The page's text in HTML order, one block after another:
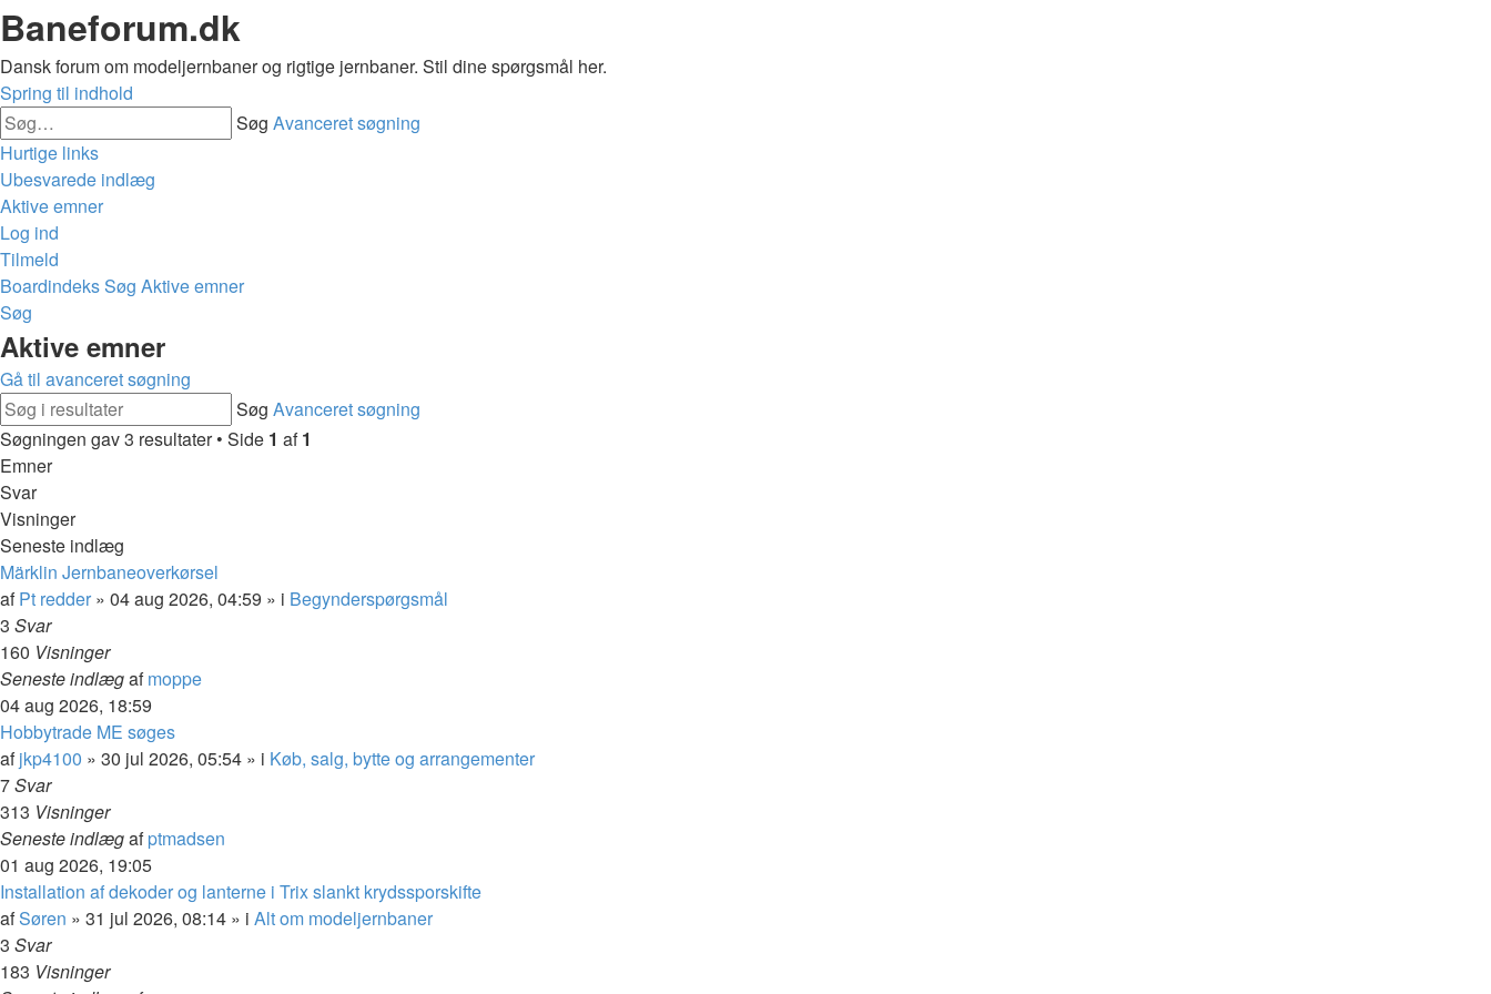
Baneforum.dk
Dansk forum om modeljernbaner og rigtige jernbaner. Stil dine spørgsmål her.
Spring til indhold
Søg Avanceret søgning
Hurtige links
Ubesvarede indlæg
Aktive emner
Log ind
Tilmeld
BoardindeksSøg Aktive emner
Søg
Aktive emner
Gå til avanceret søgning
Søg Avanceret søgning
Søgningen gav 3 resultater • Side 1 af1
Emner
Svar
Visninger
Seneste indlæg
Märklin Jernbaneoverkørsel
afPt redder » 04 aug 2026, 04:59 » i Begynderspørgsmål
3 Svar
160 Visninger
Seneste indlægafmoppe
04 aug 2026, 18:59
Hobbytrade ME søges
afjkp4100 » 30 jul 2026, 05:54 » i Køb, salg, bytte og arrangementer
7Svar
313 Visninger
Seneste indlægafptmadsen
01 aug 2026, 19:05
Installation af dekoder og lanterne i Trix slankt krydssporskifte
afSøren » 31 jul 2026, 08:14 » i Alt om modeljernbaner
3 Svar
183 Visninger